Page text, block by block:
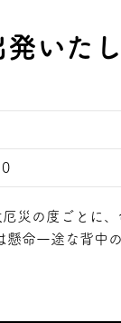
いた
0
災の度ごとに
命一途な背中